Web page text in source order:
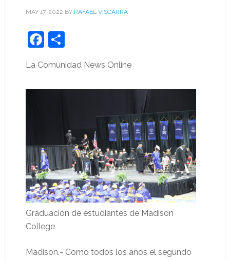
MAY 17, 2022 BY RAFAEL VISCARRA
Facebook
Share
La Comunidad News Online
Graduación de estudiantes de Madison
College
Madison.- Como todos los años el segundo